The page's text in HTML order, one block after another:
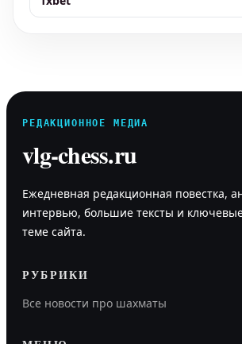
РЕДАКЦИОННОЕ МЕДИА
vlg-chess.ru
Ежедневная редакционная повестка,
интервью, большие тексты и
теме сайта.
РУБРИКИ
Все новости про шахматы